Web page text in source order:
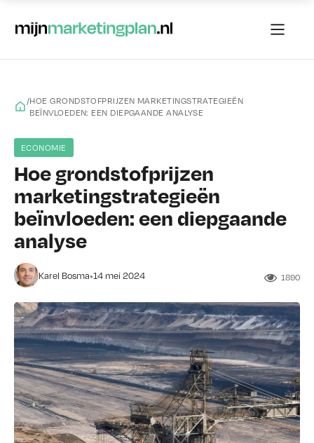
/HOE GRONDSTOFPRIJZEN MARKETINGSTRATEGIEËN
BEÏNVLOEDEN: EEN DIEPGAANDE ANALYSE
ECONOMIE
Hoe grondstofprijzen
marketingstrategieën
beïnvloeden: een diepgaande
analyse
Karel Bosma•14 mei 2024 1890